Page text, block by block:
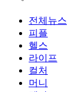
전체뉴스
피플
헬스
라이프
컬처
머니